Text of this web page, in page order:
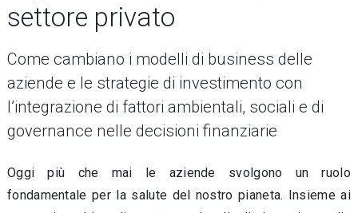
settore privato
Come cambiano i modelli di business delle
aziende e le strategie di investimento con
l’integrazione di fattori ambientali, sociali e di
governance nelle decisioni finanziarie
Oggi più che mai le aziende svolgono un ruolo
fondamentale per la salute del nostro pianeta. Insieme ai